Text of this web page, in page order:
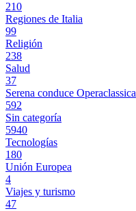
210
Regiones de Italia
99
Religión
238
Salud
37
Serena conduce Operaclassica
592
Sin categoría
5940
Tecnologías
180
Unión Europea
4
Viajes y turismo
47